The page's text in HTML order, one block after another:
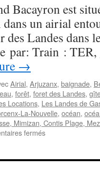
Bacayron est
un airial
des Landes dans
par: Train :
→
Airial, Arjuzanx, baignade,
eau, forêt, foret des Landes,
Locations, Les Landes de
La-Nouvelle, océan,
Mimizan, Contis Plage,
ferméssur
du